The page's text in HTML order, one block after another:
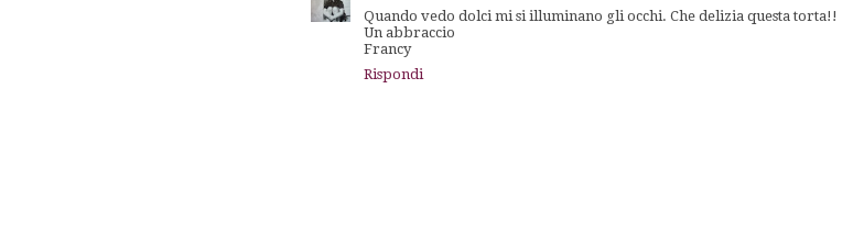
Quando vedo dolci mi si illuminano gli occhi. Che delizia questa torta!!
Un abbraccio
Francy
Rispondi